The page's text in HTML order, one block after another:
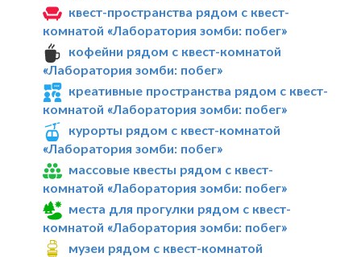
квест-пространства рядом с квест-
комнатой «Лаборатория зомби: побег»
кофейни рядом с квест-комнатой
«Лаборатория зомби: побег»
креативные пространства рядом с квест-
комнатой «Лаборатория зомби: побег»
курорты рядом с квест-комнатой
«Лаборатория зомби: побег»
массовые квесты рядом с квест-
комнатой «Лаборатория зомби: побег»
места для прогулки рядом с квест-
комнатой «Лаборатория зомби: побег»
музеи рядом с квест-комнатой